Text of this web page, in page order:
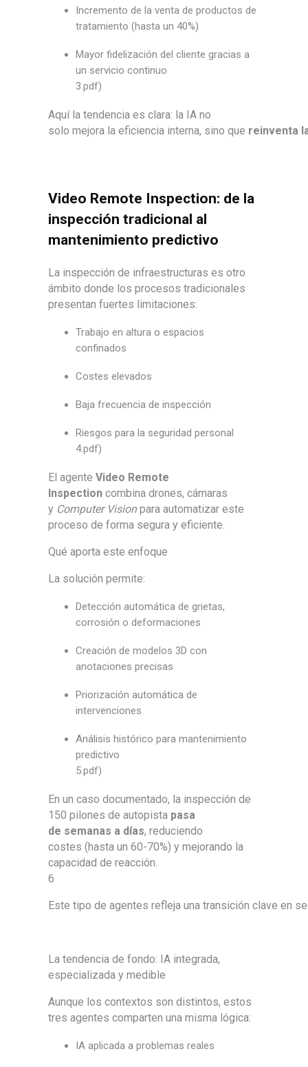
Incremento de la venta de productos de
tratamiento (hasta un 40%)
Mayor fidelización del cliente gracias a
un servicio continuo
3.pdf)
Aquí la tendencia es clara: la IA no
solo mejora la eficiencia interna, sino que reinventa
Video Remote Inspection: de la
inspección tradicional al
mantenimiento predictivo
La inspección de infraestructuras es otro
ámbito donde los procesos tradicionales
presentan fuertes limitaciones:
Trabajo en altura o espacios
confinados
Costes elevados
Baja frecuencia de inspección
Riesgos para la seguridad personal
4.pdf)
El agente Video Remote
Inspection combina drones, cámaras
y Computer Visionpara automatizar este
proceso de forma segura y eficiente.
Qué aporta este enfoque
La solución permite:
Detección automática de grietas,
corrosión o deformaciones
Creación de modelos 3D con
anotaciones precisas
Priorización automática de
intervenciones
Análisis histórico para mantenimiento
predictivo
5.pdf)
En un caso documentado, la inspección de
150 pilones de autopista pasa
de semanas a días, reduciendo
costes (hasta un 60-70%) y mejorando la
capacidad de reacción.
6
Este tipo de agentes refleja una transición clave en
La tendencia de fondo: IA integrada,
especializada y medible
Aunque los contextos son distintos, estos
tres agentes comparten una misma lógica:
IA aplicada a problemas reales